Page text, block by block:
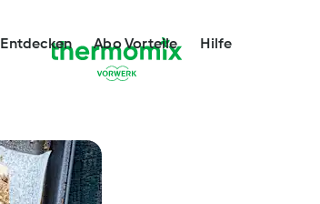
Entdecken Abo Vorteile Hilfe